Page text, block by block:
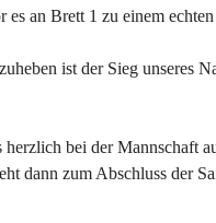
es an Brett 1 zu einem
ist der Sieg unseres
herzlich bei der Mannschaft
dann zum Abschluss der